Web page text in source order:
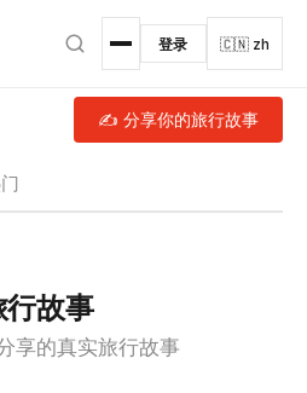
登录 🇨🇳 zh
✍ 分享你的旅行故事
行故事
享的真实旅行故事